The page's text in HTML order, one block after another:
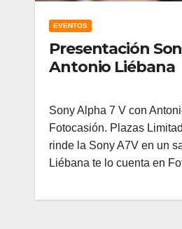
EVENTOS
Presentación
Antonio Liébana
Sony Alpha 7 V con
Fotocasión. Plazas
rinde la Sony A7V en un
Liébana te lo cuenta en